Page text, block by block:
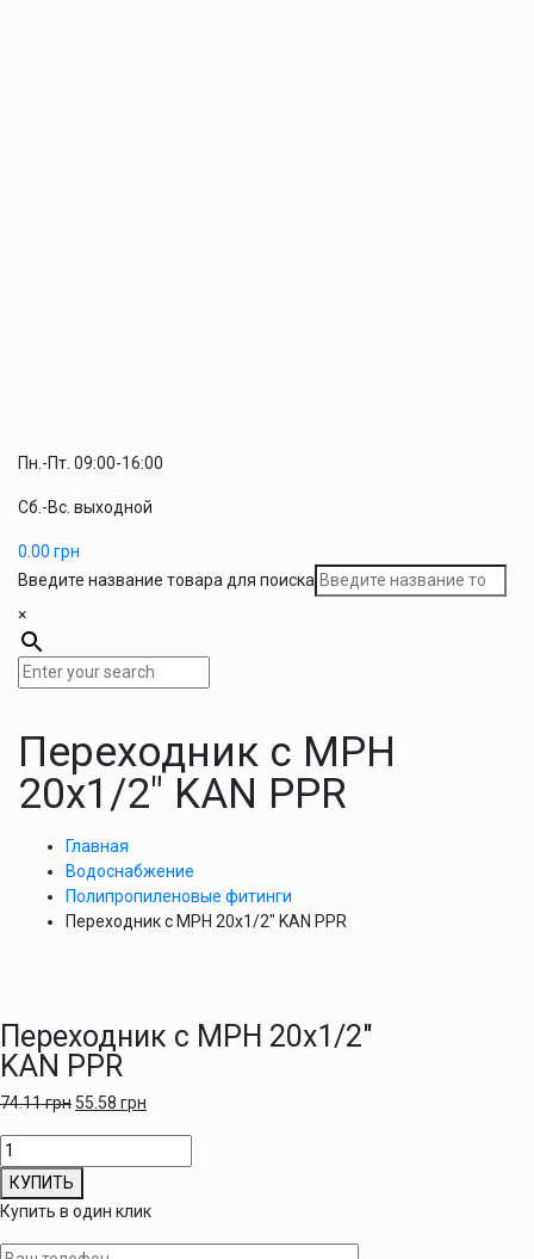
Пн.-Пт. 09:00-16:00
Сб.-Вс. выходной
0.00 грн
Введите название товара для поиска
×
Переходник с МРН
20х1/2″ KAN PPR
Главная
Водоснабжение
Полипропиленовые фитинги
Переходник с МРН 20х1/2″ KAN PPR
Переходник с МРН 20х1/2″
KAN PPR
74.11грн 55.58 грн
Количество
товара
Переходник
с
МРН
КУПИТЬ
Купить в один клик